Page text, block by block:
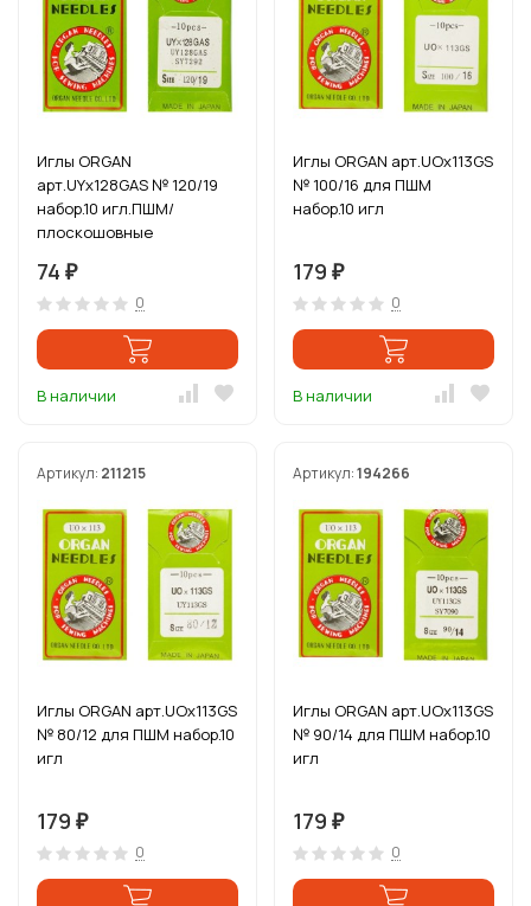
Иглы ORGAN
арт.UYx128GAS № 120/19
набор.10 игл.ПШМ/
плоскошовные
зиг-заг, многоиг
74 ₽
0
В наличии
Иглы ORGAN арт.UOx113GS
№ 100/16 для ПШМ
набор.10 игл
179 ₽
0
В наличии
Артикул: 211215
Иглы ORGAN арт.UOx113GS
№ 80/12 для ПШМ набор.10
игл
179 ₽
0
Артикул:194266
Иглы ORGAN арт.UOx113GS
№ 90/14 для ПШМ набор.10
игл
179 ₽
0